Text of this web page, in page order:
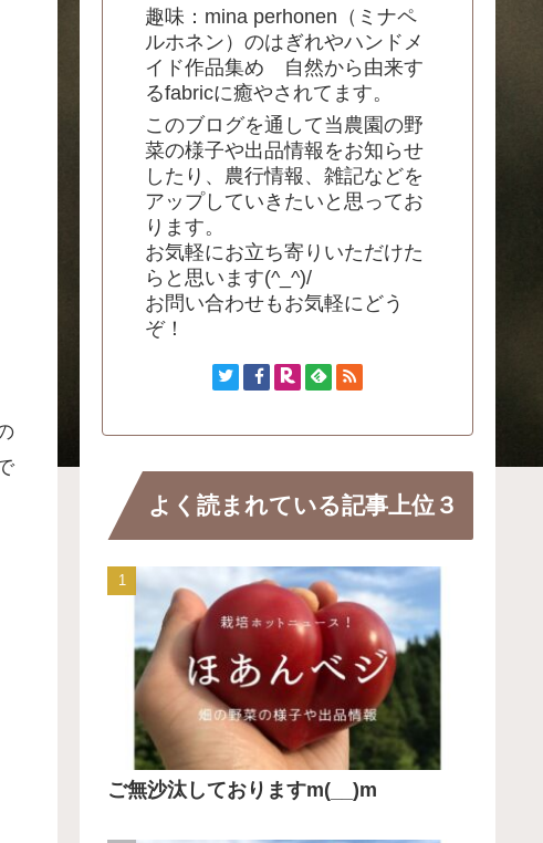
趣味：mina perhonen（ミナペ
ルホネン）のはぎれやハンドメ
イド作品集め 自然から由来す
るfabricに癒やされてます。
このブログを通して当農園の野
菜の様子や出品情報をお知らせ
したり、農行情報、雑記などを
アップしていきたいと思ってお
ります。
お気軽にお立ち寄りいただけた
らと思います(^_^)/
お問い合わせもお気軽にどう
ぞ！
よく読まれている記事上位３
ご無沙汰しておりますm(__)m